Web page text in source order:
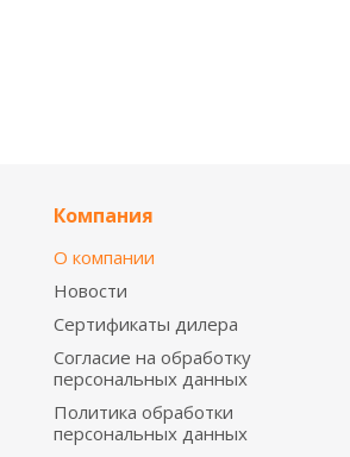
Компания
О компании
Новости
Сертификаты дилера
Согласие на обработку
персональных данных
Политика обработки
персональных данных